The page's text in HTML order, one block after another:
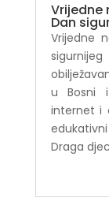
Vrijedne
Dan
Vrijedne
u Bosni
internet i
Draga